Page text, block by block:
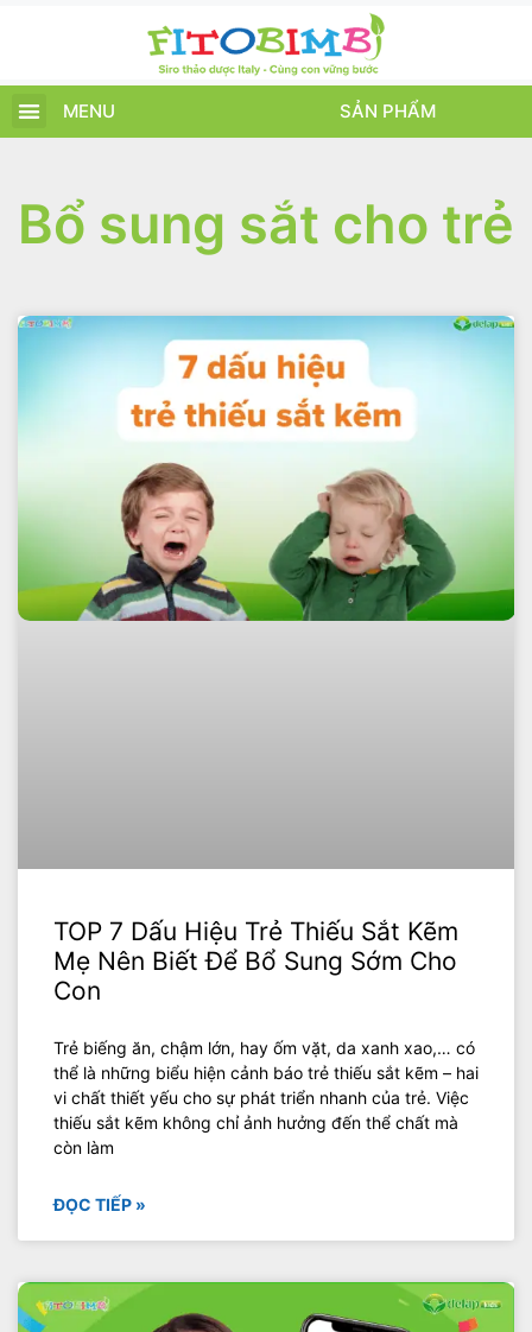
MENU SẢN PHẨM
Bổ sung sắt cho trẻ
TOP 7 Dấu Hiệu Trẻ Thiếu Sắt Kẽm
Mẹ Nên Biết Để Bổ Sung Sớm Cho
Con
Trẻ biếng ăn, chậm lớn, hay ốm vặt, da xanh xao,… có
thể là những biểu hiện cảnh báo trẻ thiếu sắt kẽm – hai
vi chất thiết yếu cho sự phát triển nhanh của trẻ. Việc
thiếu sắt kẽm không chỉ ảnh hưởng đến thể chất mà
còn làm
ĐỌC TIẾP »